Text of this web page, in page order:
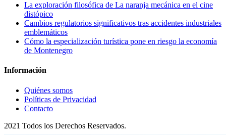
La exploración filosófica de La naranja mecánica en el cine
distópico
Cambios regulatorios significativos tras accidentes industriales
emblemáticos
Cómo la especialización turística pone en riesgo la economía
de Montenegro
Información
Quiénes somos
Políticas de Privacidad
Contacto
2021 Todos los Derechos Reservados.